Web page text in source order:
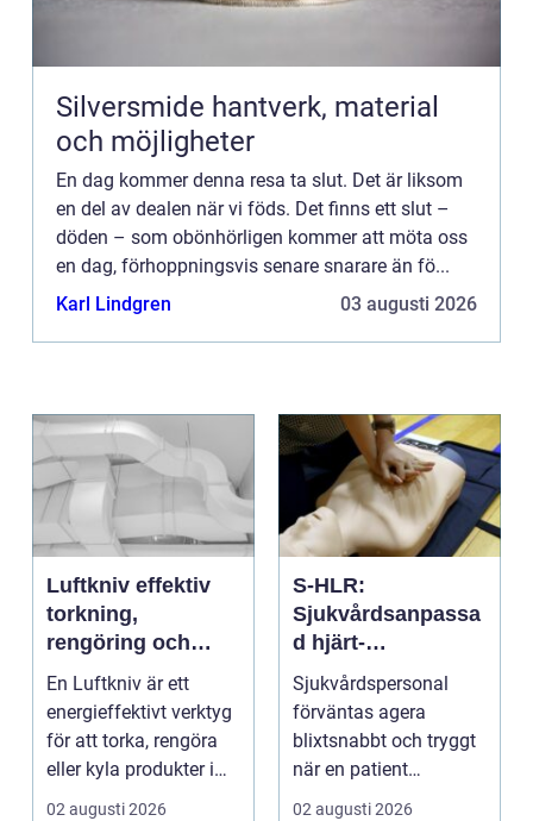
Silversmide hantverk, material
och möjligheter
En dag kommer denna resa ta slut. Det är liksom
en del av dealen när vi föds. Det finns ett slut –
döden – som obönhörligen kommer att möta oss
en dag, förhoppningsvis senare snarare än fö...
Karl Lindgren
03 augusti 2026
Luftkniv effektiv
torkning,
rengöring och
kylning i modern
industri
En Luftkniv är ett
energieffektivt verktyg
för att torka, rengöra
eller kyla produkter i
rörelse. Te...
02 augusti 2026
S-HLR:
Sjukvårdsanpassa
d hjärt-
lungräddning som
räddar liv
Sjukvårdspersonal
förväntas agera
blixtsnabbt och tryggt
när en patient
drabbas...
02 augusti 2026